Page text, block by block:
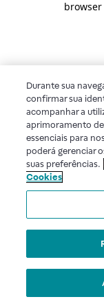
Durante sua
confirmar sua
acompanhar a
aprimoramento
essenciais para
poderá gerenciar
suas preferências.
Cookies